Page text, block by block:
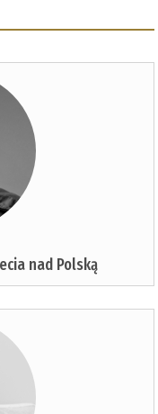
nad Polską